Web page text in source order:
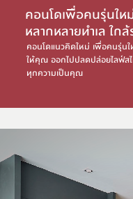
คอนโดเพื่อคนรุ่นใ
หลากหลายทำเล ใก
คอนโดแนวคิดใหม่ เพื่อคนรุ่น
ให้คุณ ออกไปปลดปล่อยไลฟ์ส
ทุกความเป็นคุณ